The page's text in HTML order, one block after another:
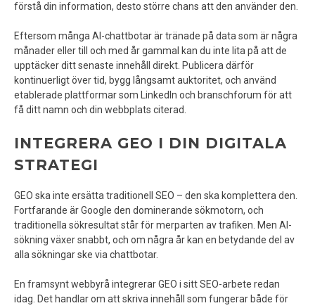
förstå din information, desto större chans att den använder den.
Eftersom många AI-chattbotar är tränade på data som är några
månader eller till och med år gammal kan du inte lita på att de
upptäcker ditt senaste innehåll direkt. Publicera därför
kontinuerligt över tid, bygg långsamt auktoritet, och använd
etablerade plattformar som LinkedIn och branschforum för att
få ditt namn och din webbplats citerad.
INTEGRERA GEO I DIN DIGITALA
STRATEGI
GEO ska inte ersätta traditionell SEO – den ska komplettera den.
Fortfarande är Google den dominerande sökmotorn, och
traditionella sökresultat står för merparten av trafiken. Men AI-
sökning växer snabbt, och om några år kan en betydande del av
alla sökningar ske via chattbotar.
En framsynt webbyrå integrerar GEO i sitt SEO-arbete redan
idag. Det handlar om att skriva innehåll som fungerar både för